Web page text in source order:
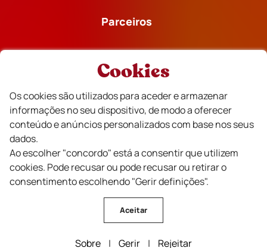
Parceiros
Financiado
Cookies
Os cookies são utilizados para aceder e armazenar
informações no seu dispositivo, de modo a oferecer
conteúdo e anúncios personalizados com base nos seus
dados.
Ao escolher "concordo" está a consentir que utilizem
cookies. Pode recusar ou pode recusar ou retirar o
consentimento escolhendo "Gerir definições".
Aceitar
Sobre | Gerir | Rejeitar